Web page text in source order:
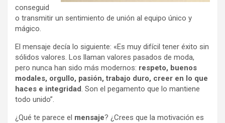
conseguid
o transmitir un sentimiento de unión al equipo único y
mágico.
El mensaje decía lo siguiente: «Es muy difícil tener éxito sin
sólidos valores. Los llaman valores pasados de moda,
pero nunca han sido más modernos: respeto, buenos
modales, orgullo, pasión, trabajo duro, creer en lo que
haces e integridad. Son el pegamento que lo mantiene
todo unido”.
¿Qué te parece el mensaje? ¿Crees que la motivación es